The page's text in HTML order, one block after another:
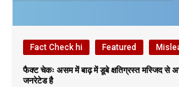
Fact Check hi Featured
फैक्ट चेकः असम में बाढ़ में डूबे क्षतिग्रस्त मस्जिद से
जनरेटेड है